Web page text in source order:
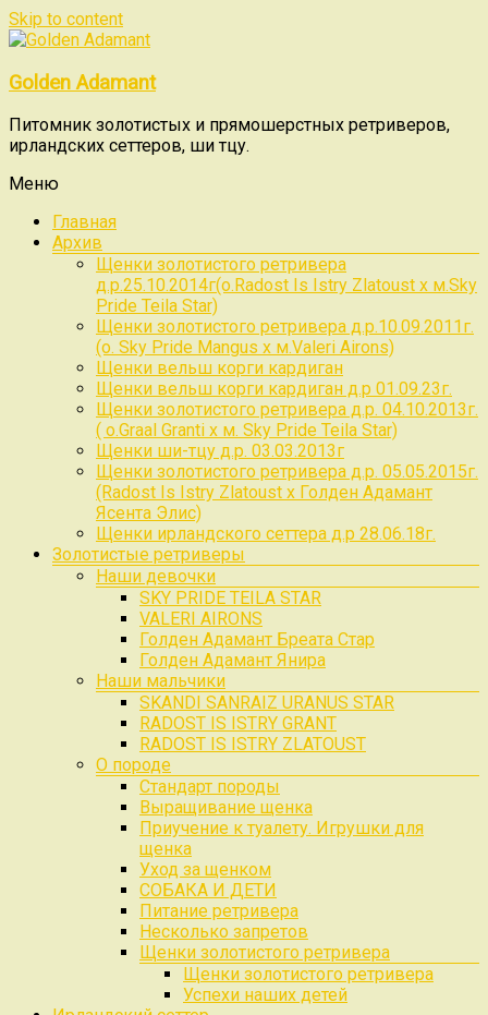
Skip to content
Golden Adamant
Питомник золотистых и прямошерстных ретриверов,
ирландских сеттеров, ши тцу.
Меню
Главная
Архив
Щенки золотистого ретривера
д.р.25.10.2014г(о.Radost Is Istry Zlatoust x м.Sky
Pride Teila Star)
Щенки золотистого ретривера д.р.10.09.2011г.
(о. Sky Pride Mangus x м.Valeri Airons)
Щенки вельш корги кардиган
Щенки вельш корги кардиган д.р 01.09.23г.
Щенки золотистого ретривера д.р. 04.10.2013г.
( о.Graal Granti x м. Sky Pride Teila Star)
Щенки ши-тцу д.р. 03.03.2013г
Щенки золотистого ретривера д.р. 05.05.2015г.
(Radost Is Istry Zlatoust x Голден Адамант
Ясента Элис)
Щенки ирландского сеттера д.р 28.06.18г.
Золотистые ретриверы
Наши девочки
SKY PRIDE TEILA STAR
VALERI AIRONS
Голден Адамант Бреата Стар
Голден Адамант Янира
Наши мальчики
SKANDI SANRAIZ URANUS STAR
RADOST IS ISTRY GRANT
RADOST IS ISTRY ZLATOUST
О породе
Стандарт породы
Выращивание щенка
Приучение к туалету. Игрушки для
щенка
Уход за щенком
СОБАКА И ДЕТИ
Питание ретривера
Несколько запретов
Щенки золотистого ретривера
Щенки золотистого ретривера
Успехи наших детей